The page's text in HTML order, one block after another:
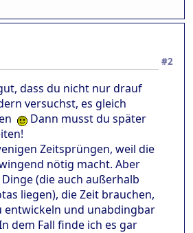
#2
dass du nicht nur drauf
versuchst, es gleich
Dann musst du später
Zeitsprüngen, weil die
nötig macht. Aber
(die auch außerhalb
liegen), die Zeit brauchen,
entwickeln und unabdingbar
dem Fall finde ich es gar